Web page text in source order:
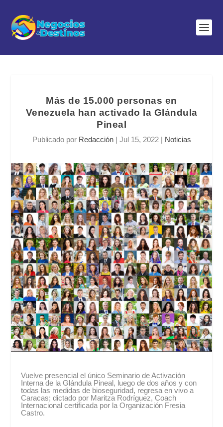
Más de 15.000 personas en
Venezuela han activado la Glándula
Pineal
Publicado por Redacción| Jul 15, 2022| Noticias
Vuelve presencial el único Seminario de Activación
Interna de la Glándula Pineal, luego de dos años y con
todas las medidas de bioseguridad, regresa en vivo a
Caracas; dictado por Maritza Rodríguez, Coach
Internacional certificada por la Organización Fresia
Castro.